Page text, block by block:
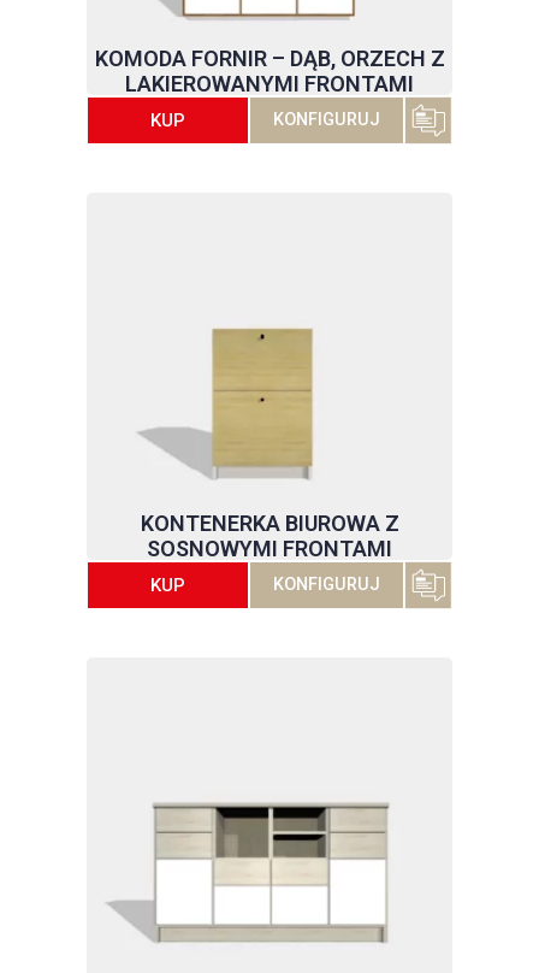
KOMODA FORNIR – DĄB, ORZECH Z
LAKIEROWANYMI FRONTAMI
KUP KONFIGURUJ
KONTENERKA BIUROWA Z
SOSNOWYMI FRONTAMI
KUP KONFIGURUJ